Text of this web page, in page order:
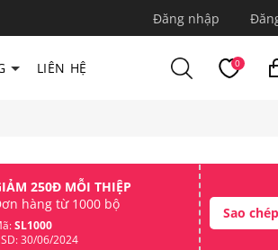
Đăng nhập
LIÊN HỆ 0
250Đ MỖI THIỆP
hàng từ 1000 bộ
SL1000
30/06/2024
Sao chép